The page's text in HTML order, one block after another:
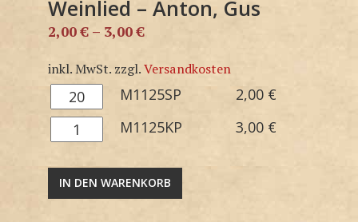
Weinlied – Anton, Gus
2,00€ – 3,00€
inkl. MwSt. zzgl.Versandkosten
M1125SP
Menge
M1125SP 2,00 €
M1125KP
Menge
M1125KP 3,00 €
IN DEN WARENKORB